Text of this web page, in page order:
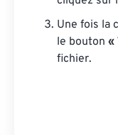
Une fois la
le bouton «
fichier.